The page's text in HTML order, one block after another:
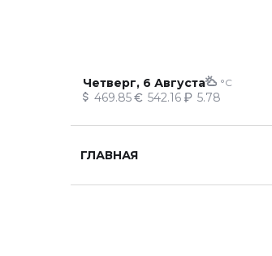
Четверг, 6 Августа °C
469.85 542.16 5.78
ГЛАВНАЯ